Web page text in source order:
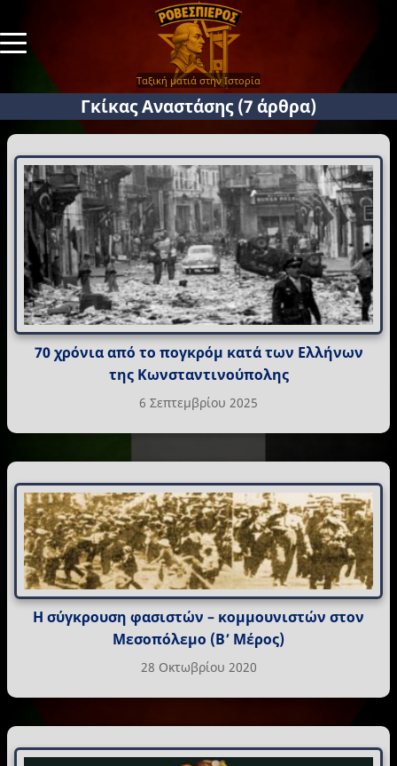
Ταξική ματιά στην Ιστορία
Γκίκας Αναστάσης(7 άρθρα)
70 χρόνια από το πογκρόμ κατά των Ελλήνων
της Κωνσταντινούπολης
6 Σεπτεμβρίου 2025
Η σύγκρουση φασιστών – κομμουνιστών στον
Μεσοπόλεμο (Β’ Μέρος)
28 Οκτωβρίου 2020